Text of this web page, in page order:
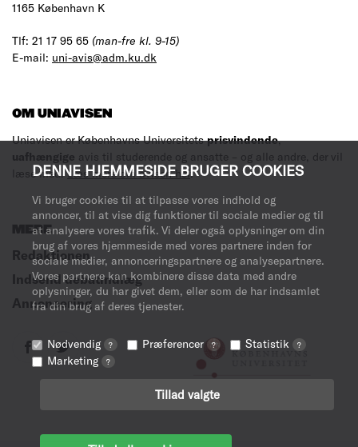
DENNE HJEMMESIDE BRUGER COOKIES
Vi bruger cookies til at tilpasse vores indhold og
annoncer, til at vise dig funktioner til sociale medier og til
at analysere vores trafik. Vi deler også oplysninger om din
brug af vores hjemmeside med vores partnere inden for
sociale medier, annonceringspartnere og analysepartnere.
Vores partnere kan kombinere disse data med andre
oplysninger, du har givet dem, eller som de har indsamlet
fra din brug af deres tjenester.
Nødvendig ? Præferencer ? Statistik ?
Marketing ?
Tillad valgte
1165 København K
Tlf: 21 17 95 65 (man-fre kl. 9-15)
E-mail: uni-avis@adm.ku.dk
OM UNIAVISEN
Uniavisen er Københavns Universitetsprisvindende,
uafhængige avis til studerende og ansatte – og alle andre, der vil
læse med.Læs mere om avisen her.
MERE
Redaktionen
Indsend debatindlæg
Annoncering